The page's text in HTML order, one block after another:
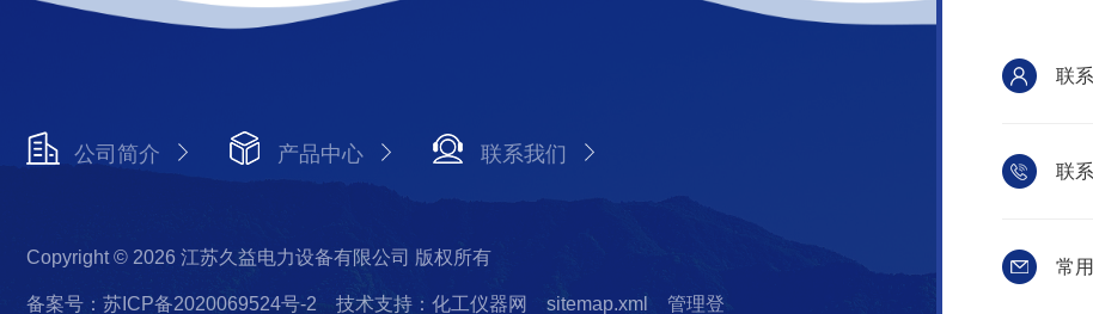
公司简介 产品中心 联系我们
Copyright © 2026 江苏久益电力设备有限公司 版权所有
备案号：苏ICP备2020069524号-2 技术支持：化工仪器网 sitemap.xml 管理登
联
联
常